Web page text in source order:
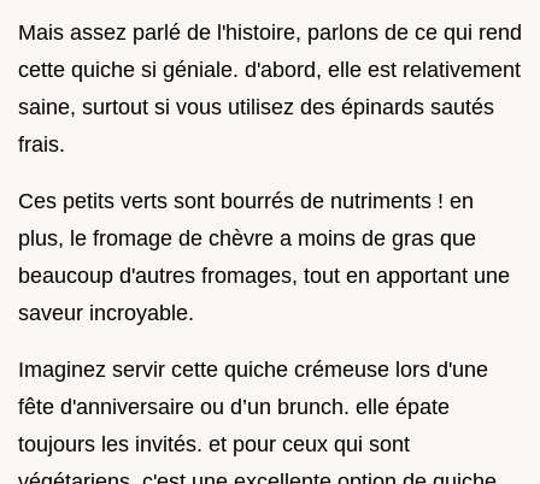
Mais assez parlé de l'histoire, parlons de ce qui rend
cette quiche si géniale. d'abord, elle est relativement
saine, surtout si vous utilisez des épinards sautés
frais.
Ces petits verts sont bourrés de nutriments ! en
plus, le fromage de chèvre a moins de gras que
beaucoup d'autres fromages, tout en apportant une
saveur incroyable.
Imaginez servir cette quiche crémeuse lors d'une
fête d'anniversaire ou d’un brunch. elle épate
toujours les invités. et pour ceux qui sont